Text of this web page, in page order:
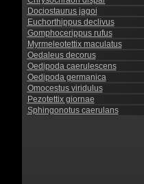
Dociostaurus jagoi
Euchorthippus declivus
Gomphocerippus rufus
Myrmeleotettix maculatus
Oedaleus decorus
Oedipoda caerulescens
Oedipoda germanica
Omocestus viridulus
Pezotettix giornae
Sphingonotus caerulans